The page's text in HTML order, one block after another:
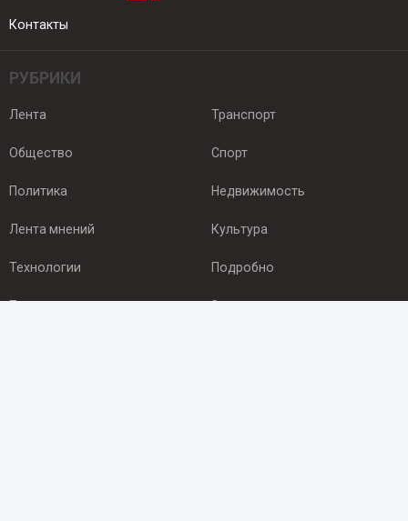
Контакты
РУБРИКИ
Лента
Общество
Политика
Лента мнений
Технологии
Происшествия
Транспорт
Спорт
Недвижимость
Культура
Подробно
Здоровье